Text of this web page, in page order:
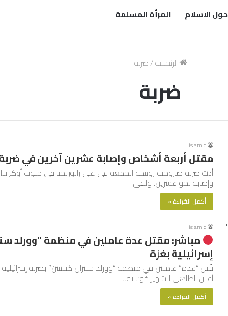
حول الاسلام المرأة المسلمة
الرئيسية/ضربة
ضربة
islamic
مقتل أربعة أشخاص وإصابة عشرين آخرين في ضربة
أدت ضربة صاروخية روسية الجمعة في على زابوريجيا في جنوب
وإصابة نحو عشرين. ولقي…
أكمل القراءة »
islamic
مباشر: مقتل عدة عاملين في منظمة "وورلد
إسرائيلية بغزة
قُتل “عدة” عاملين في منظمة “وورلد سنترال كيتشن” بضربة
أعلن الطاهي الشهير خوسيه…
أكمل القراءة »